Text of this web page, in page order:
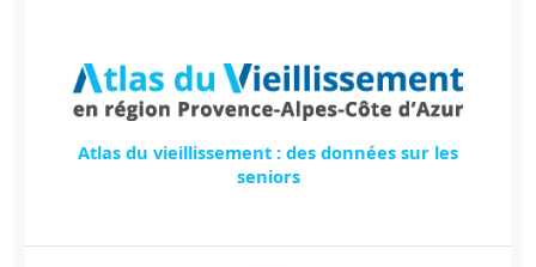
Atlas du vieillissement : des données sur les
seniors